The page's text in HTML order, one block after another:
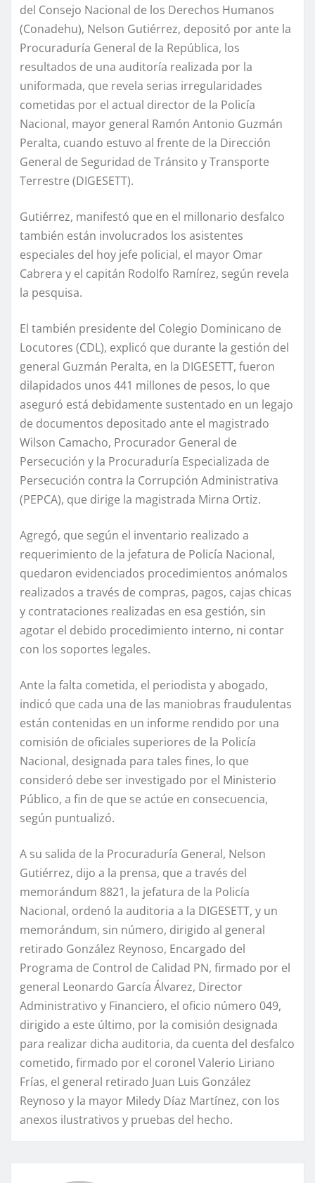
del Consejo Nacional de los Derechos Humanos
(Conadehu), Nelson Gutiérrez, depositó por ante la
Procuraduría General de la República, los
resultados de una auditoría realizada por la
uniformada, que revela serias irregularidades
cometidas por el actual director de la Policía
Nacional, mayor general Ramón Antonio Guzmán
Peralta, cuando estuvo al frente de la Dirección
General de Seguridad de Tránsito y Transporte
Terrestre (DIGESETT).
Gutiérrez, manifestó que en el millonario desfalco
también están involucrados los asistentes
especiales del hoy jefe policial, el mayor Omar
Cabrera y el capitán Rodolfo Ramírez, según revela
la pesquisa.
El también presidente del Colegio Dominicano de
Locutores (CDL), explicó que durante la gestión del
general Guzmán Peralta, en la DIGESETT, fueron
dilapidados unos 441 millones de pesos, lo que
aseguró está debidamente sustentado en un legajo
de documentos depositado ante el magistrado
Wilson Camacho, Procurador General de
Persecución y la Procuraduría Especializada de
Persecución contra la Corrupción Administrativa
(PEPCA), que dirige la magistrada Mirna Ortiz.
Agregó, que según el inventario realizado a
requerimiento de la jefatura de Policía Nacional,
quedaron evidenciados procedimientos anómalos
realizados a través de compras, pagos, cajas chicas
y contrataciones realizadas en esa gestión, sin
agotar el debido procedimiento interno, ni contar
con los soportes legales.
Ante la falta cometida, el periodista y abogado,
indicó que cada una de las maniobras fraudulentas
están contenidas en un informe rendido por una
comisión de oficiales superiores de la Policía
Nacional, designada para tales fines, lo que
consideró debe ser investigado por el Ministerio
Público, a fin de que se actúe en consecuencia,
según puntualizó.
A su salida de la Procuraduría General, Nelson
Gutiérrez, dijo a la prensa, que a través del
memorándum 8821, la jefatura de la Policía
Nacional, ordenó la auditoria a la DIGESETT, y un
memorándum, sin número, dirigido al general
retirado González Reynoso, Encargado del
Programa de Control de Calidad PN, firmado por el
general Leonardo García Álvarez, Director
Administrativo y Financiero, el oficio número 049,
dirigido a este último, por la comisión designada
para realizar dicha auditoria, da cuenta del desfalco
cometido, firmado por el coronel Valerio Liriano
Frías, el general retirado Juan Luis González
Reynoso y la mayor Miledy Díaz Martínez, con los
anexos ilustrativos y pruebas del hecho.